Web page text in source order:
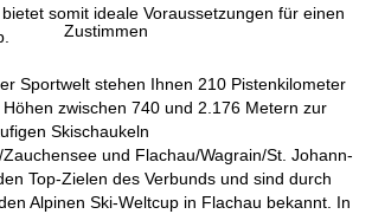
Zustimmen
somit ideale Voraussetzungen für einen
Sportwelt stehen Ihnen 210 Pistenkilometer
zwischen 740 und 2.176 Metern zur
Skischaukeln
und Flachau/Wagrain/St. Johann-
Top-Zielen des Verbunds und sind durch
Alpinen Ski-Weltcup in Flachau bekannt. In